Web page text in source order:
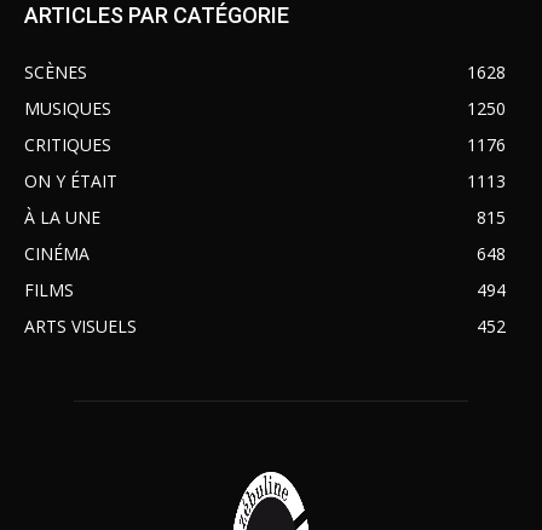
ARTICLES PAR CATÉGORIE
SCÈNES
1628
MUSIQUES
1250
CRITIQUES
1176
ON Y ÉTAIT
1113
À LA UNE
815
CINÉMA
648
FILMS
494
ARTS VISUELS
452